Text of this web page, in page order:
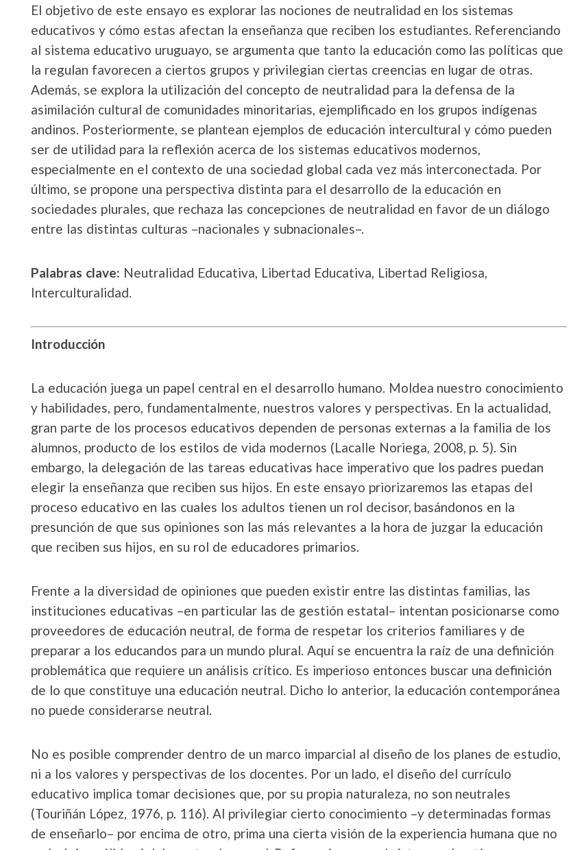
El objetivo de este ensayo es explorar las nociones de neutralidad en los sistemas
educativos y cómo estas afectan la enseñanza que reciben los estudiantes. Referenciando
al sistema educativo uruguayo, se argumenta que tanto la educación como las políticas que
la regulan favorecen a ciertos grupos y privilegian ciertas creencias en lugar de otras.
Además, se explora la utilización del concepto de neutralidad para la defensa de la
asimilación cultural de comunidades minoritarias, ejemplificado en los grupos indígenas
andinos. Posteriormente, se plantean ejemplos de educación intercultural y cómo pueden
ser de utilidad para la reflexión acerca de los sistemas educativos modernos,
especialmente en el contexto de una sociedad global cada vez más interconectada. Por
último, se propone una perspectiva distinta para el desarrollo de la educación en
sociedades plurales, que rechaza las concepciones de neutralidad en favor de un diálogo
entre las distintas culturas –nacionales y subnacionales–.
Palabras clave: Neutralidad Educativa, Libertad Educativa, Libertad Religiosa,
Interculturalidad.
Introducción
La educación juega un papel central en el desarrollo humano. Moldea nuestro conocimiento
y habilidades, pero, fundamentalmente, nuestros valores y perspectivas. En la actualidad,
gran parte de los procesos educativos dependen de personas externas a la familia de los
alumnos, producto de los estilos de vida modernos (Lacalle Noriega, 2008, p. 5). Sin
embargo, la delegación de las tareas educativas hace imperativo que los padres puedan
elegir la enseñanza que reciben sus hijos. En este ensayo priorizaremos las etapas del
proceso educativo en las cuales los adultos tienen un rol decisor, basándonos en la
presunción de que sus opiniones son las más relevantes a la hora de juzgar la educación
que reciben sus hijos, en su rol de educadores primarios.
Frente a la diversidad de opiniones que pueden existir entre las distintas familias, las
instituciones educativas –en particular las de gestión estatal– intentan posicionarse como
proveedores de educación neutral, de forma de respetar los criterios familiares y de
preparar a los educandos para un mundo plural. Aquí se encuentra la raíz de una definición
problemática que requiere un análisis crítico. Es imperioso entonces buscar una definición
de lo que constituye una educación neutral. Dicho lo anterior, la educación contemporánea
no puede considerarse neutral.
No es posible comprender dentro de un marco imparcial al diseño de los planes de estudio,
ni a los valores y perspectivas de los docentes. Por un lado, el diseño del currículo
educativo implica tomar decisiones que, por su propia naturaleza, no son neutrales
(Touriñán López, 1976, p. 116). Al privilegiar cierto conocimiento –y determinadas formas
de enseñarlo– por encima de otro, prima una cierta visión de la experiencia humana que no